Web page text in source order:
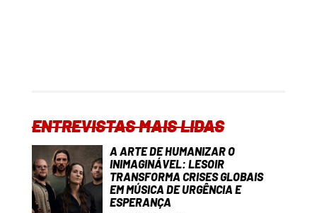
ENTREVISTAS MAIS LIDAS
A ARTE DE HUMANIZAR O
INIMAGINÁVEL: LESOIR
TRANSFORMA CRISES GLOBAIS
EM MÚSICA DE URGÊNCIA E
ESPERANÇA